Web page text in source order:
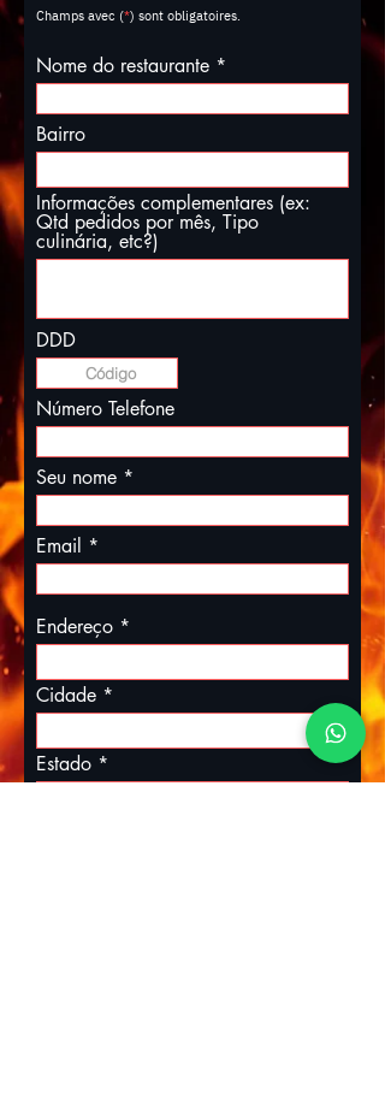
Champs avec (*) sont obligatoires.
Nome do restaurante
Bairro
Informações complementares (ex:
Qtd pedidos por mês, Tipo
culinária, etc?)
DDD
Número Telefone
Seu nome
Email
Endereço
Cidade
Estado